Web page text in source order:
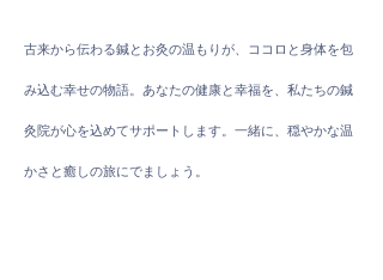
古来から伝わる鍼とお灸の温もりが、ココロと身体を包
み込む幸せの物語。 ​あなたの健康と幸福を、私たちの鍼
灸院が心を込めてサポートします。一緒に、穏やかな温
かさと癒しの旅にでましょう。